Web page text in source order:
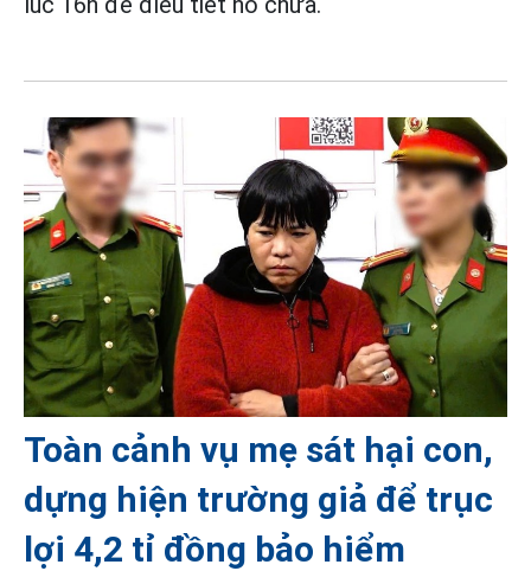
Toàn cảnh vụ mẹ sát hại con,
dựng hiện trường giả để trục
lợi 4,2 tỉ đồng bảo hiểm